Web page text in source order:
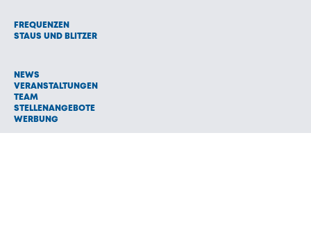
FREQUENZEN
STAUS UND BLITZER
NEWS
VERANSTALTUNGEN
TEAM
STELLENANGEBOTE
WERBUNG